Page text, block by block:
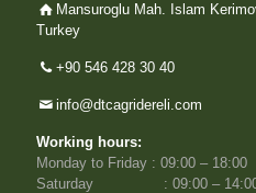
Mansuroglu Mah. Islam
Turkey
+90 546 428 30 40
info@dtcagridereli.com
Working hours:
Monday to Friday : 09:00 – 18:00
Saturday : 09:00 –